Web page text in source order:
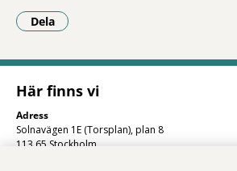
Dela
- Klicka för att öppna
Här finns vi
Adress
Solnavägen 1E (Torsplan), plan 8
113 65 Stockholm